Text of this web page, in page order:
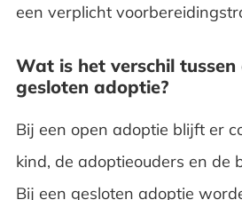
een verplicht
Wat is het verschil tussen
gesloten adoptie?
Bij een open adoptie blijft er
kind, de adoptieouders en de
Bij een gesloten adoptie